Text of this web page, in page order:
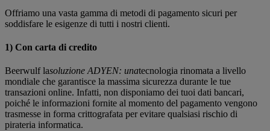
Offriamo una vasta gamma di metodi di pagamento sicuri per
soddisfare le esigenze di tutti i nostri clienti.
1) Con carta di credito
Beerwulf lasoluzione ADYEN: unatecnologia rinomata a livello
mondiale che garantisce la massima sicurezza durante le tue
transazioni online. Infatti, non disponiamo dei tuoi dati bancari,
poiché le informazioni fornite al momento del pagamento vengono
trasmesse in forma crittografata per evitare qualsiasi rischio di
pirateria informatica.